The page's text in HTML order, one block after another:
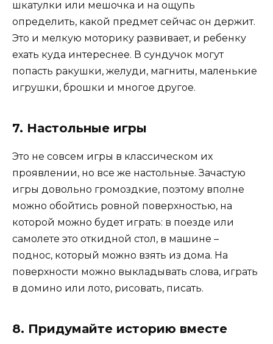
шкатулки или мешочка и на ощупь
определить, какой предмет сейчас он держит.
Это и мелкую моторику развивает, и ребенку
ехать куда интереснее. В сундучок могут
попасть ракушки, желуди, магниты, маленькие
игрушки, брошки и многое другое.
7. Настольные игры
Это не совсем игры в классическом их
проявлении, но все же настольные. Зачастую
игры довольно громоздкие, поэтому вполне
можно обойтись ровной поверхностью, на
которой можно будет играть: в поезде или
самолете это откидной стол, в машине –
поднос, который можно взять из дома. На
поверхности можно выкладывать слова, играть
в домино или лото, рисовать, писать.
8. Придумайте историю вместе